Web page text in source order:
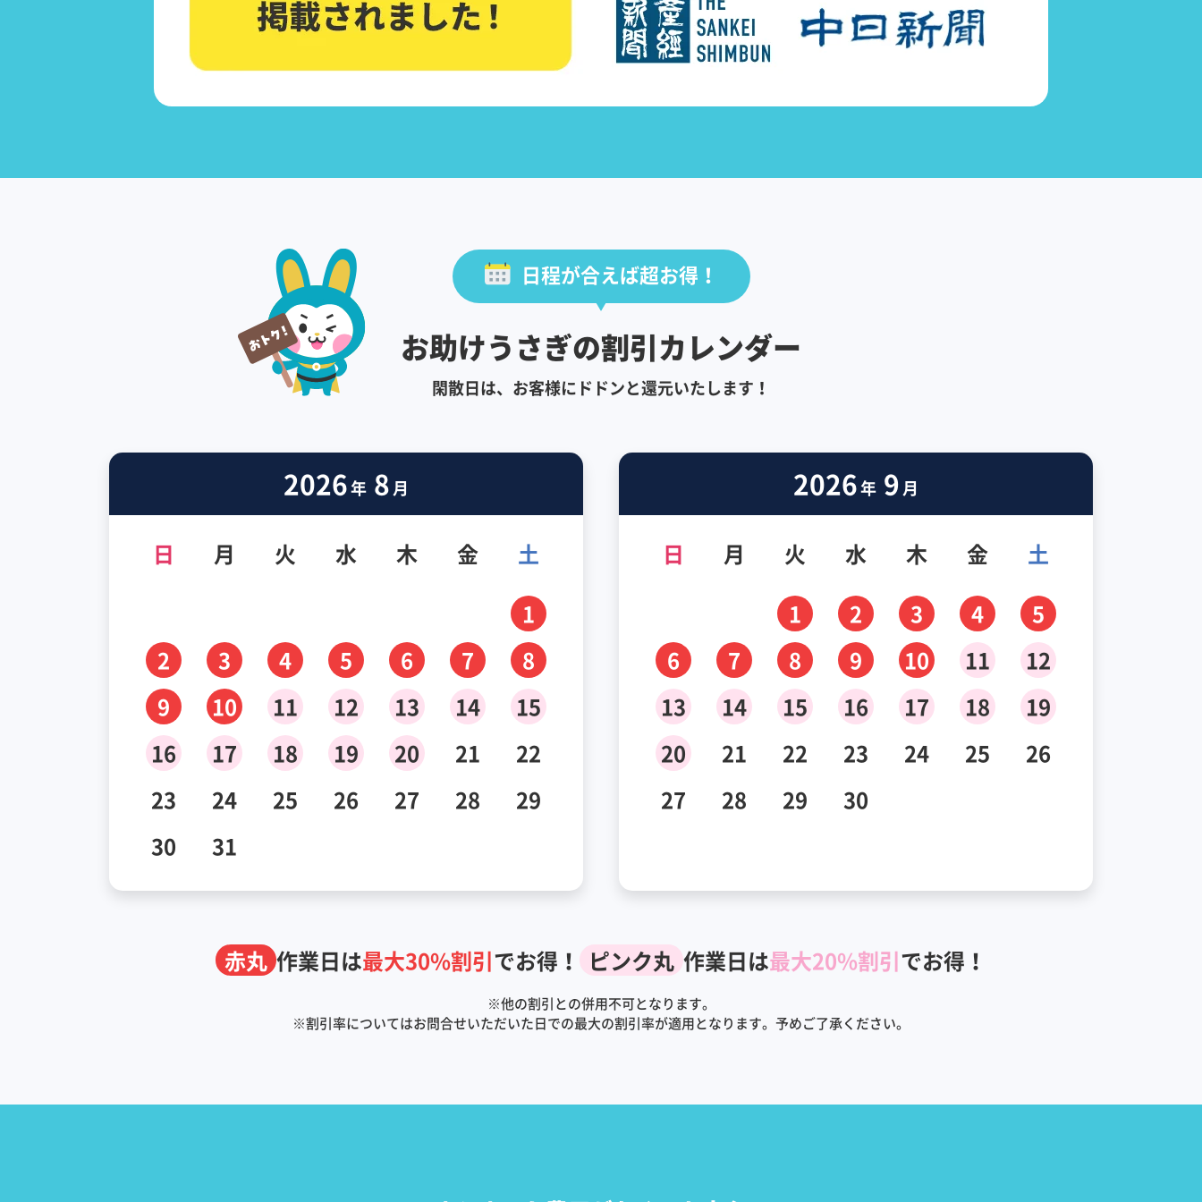
日程が合えば超お得！
お助けうさぎの割引カレンダー
閑散日は、お客様にドドンと還元いたします！
2026年 8月
日 月 火 水 木 金
土
1
2
3 4 5 6 7
8
9
10 11 12 13 14
15
16
17 18 19 20 21
22
23
24 25 26 27 28
29
30
31
2026年 9月
日 月 火 水 木 金
土
1
2 3 4
5
6
7 8 9 10 11
12
13
14 15 16 17 18
19
20
21 22 23 24 25
26
27
28 29 30
赤丸 作業日は最大30%割引でお得！ ピンク丸 作業日は最大20%割引でお得！
※他の割引との併用不可となります。
※割引率についてはお問合せいただいた日での最大の割引率が適用となります。予めご了承ください。